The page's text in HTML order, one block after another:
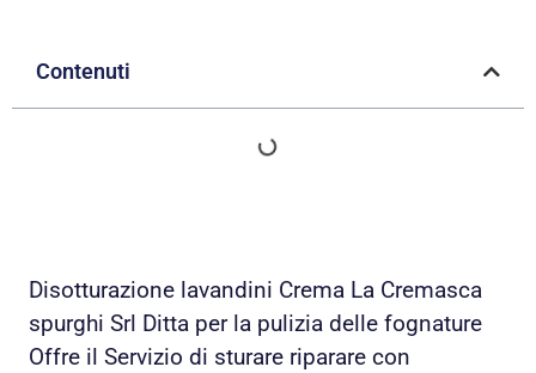
Contenuti
Disotturazione lavandini Crema La Cremasca
spurghi Srl Ditta per la pulizia delle fognature
Offre il Servizio di sturare riparare con